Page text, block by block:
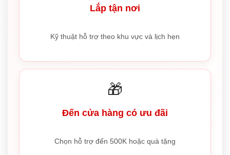
Lắp tận nơi
Kỹ thuật hỗ trợ theo khu vực và lịch hẹn
🎁
Đến cửa hàng có ưu đãi
Chọn hỗ trợ đến 500K hoặc quà tặng